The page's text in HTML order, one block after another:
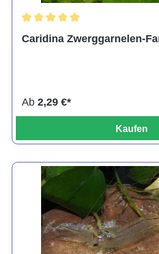
Caridina Zwerggarnelen-
Ab 2,29 €*
Kaufen